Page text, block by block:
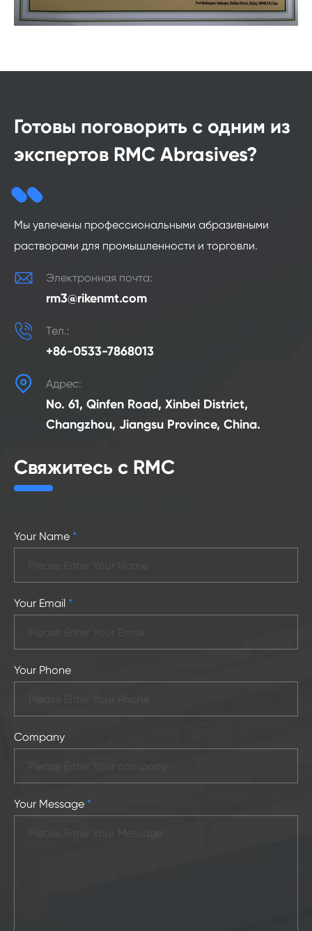
Готовы поговорить с одним из
экспертов RMC Abrasives?
Мы увлечены профессиональными абразивными
растворами для промышленности и торговли.
 Электронная почта:
rm3@rikenmt.com
 Тел.:
+86-0533-7868013
 Адрес:
No. 61, Qinfen Road, Xinbei District,
Changzhou, Jiangsu Province, China.
Свяжитесь с RMC
Your Name *
Your Email *
Your Phone
Company
Your Message *